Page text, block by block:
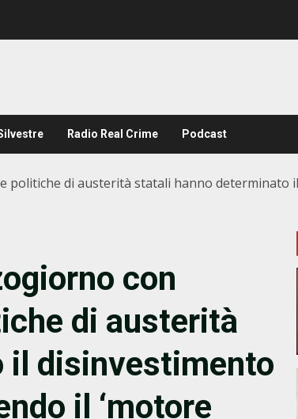
Radio Real Crime Podcast
politiche di austerità statali hanno
con
di austerità
il disinvestimento
il ‘motore